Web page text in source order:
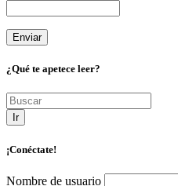
¿Qué te apetece leer?
Ir
¡Conéctate!
Nombre de usuario